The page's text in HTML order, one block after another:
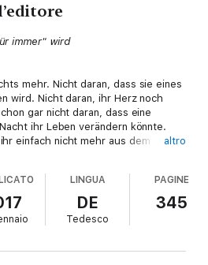
immer" wird
mehr. Nicht daran, dass sie eines
wird. Nicht daran, ihr Herz noch
gar nicht daran, dass eine
ihr Leben verändern könnte.
einfach nicht mehr aus dem Kopf.
Geheimnis Leahs Leben erneut mit
bringt.
mich von der ersten Seite an in
altro
LINGUA
DE
Tedesco
PAGINE
345